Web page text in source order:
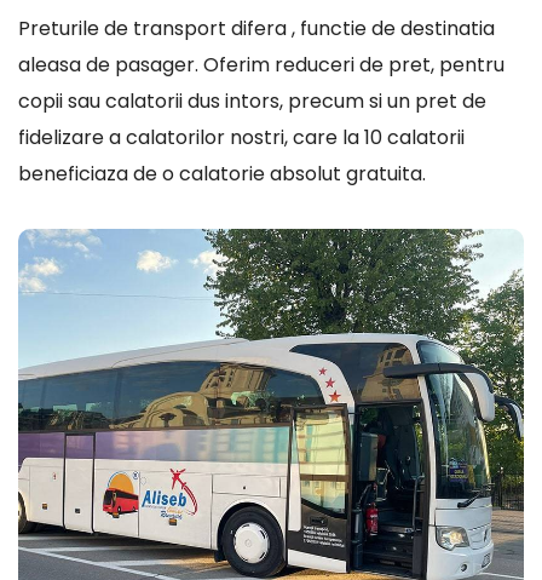
Preturile de transport difera , functie de destinatia
aleasa de pasager. Oferim reduceri de pret, pentru
copii sau calatorii dus intors, precum si un pret de
fidelizare a calatorilor nostri, care la 10 calatorii
beneficiaza de o calatorie absolut gratuita.